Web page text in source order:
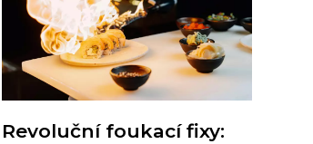
Revoluční foukací fixy: